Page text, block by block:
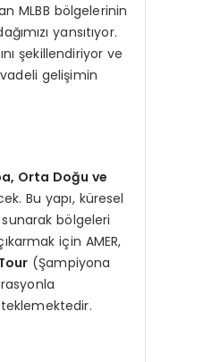
MLBB bölgelerinin
yansıtıyor.
şekillendiriyor ve
gelişimin
Orta Doğu ve
Bu yapı, küresel
bölgeleri
için AMER,
(Şampiyona